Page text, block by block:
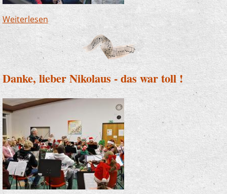
Weiterlesenüber Altena und Finnentrop - JeKits auf dem
Weihnachtsmarkt
Danke, lieber Nikolaus - das war toll !